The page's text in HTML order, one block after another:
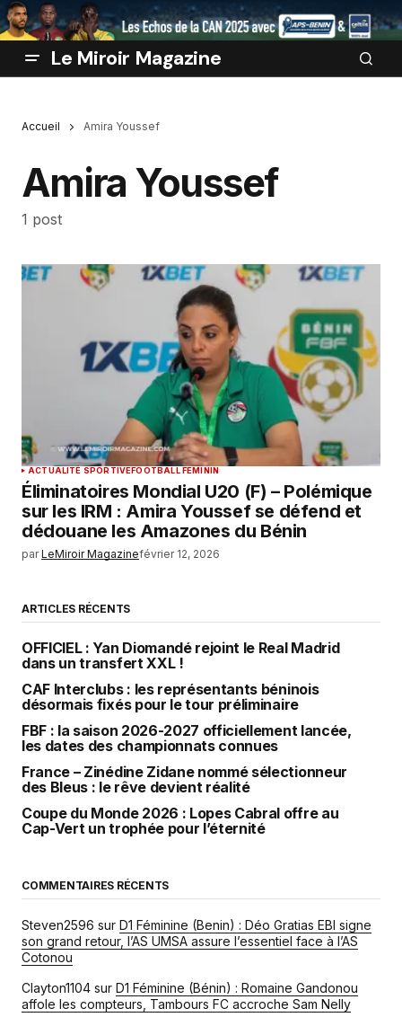
Le Miroir Magazine
Accueil Amira Youssef
Amira Youssef
1 post
ACTUALITÉ SPORTIVEFOOTBALL FEMININ
Éliminatoires Mondial U20 (F) – Polémique
sur les IRM : Amira Youssef se défend et
dédouane les Amazones du Bénin
par LeMiroir Magazinefévrier 12, 2026
ARTICLES RÉCENTS
OFFICIEL : Yan Diomandé rejoint le Real Madrid
dans un transfert XXL !
CAF Interclubs : les représentants béninois
désormais fixés pour le tour préliminaire
FBF : la saison 2026-2027 officiellement lancée,
les dates des championnats connues
France – Zinédine Zidane nommé sélectionneur
des Bleus : le rêve devient réalité
Coupe du Monde 2026 : Lopes Cabral offre au
Cap-Vert un trophée pour l’éternité
COMMENTAIRES RÉCENTS
Steven2596 sur D1 Féminine (Benin) : Déo Gratias EBI signe
son grand retour, l’AS UMSA assure l’essentiel face à l’AS
Cotonou
Clayton1104 sur D1 Féminine (Bénin) : Romaine Gandonou
affole les compteurs, Tambours FC accroche Sam Nelly